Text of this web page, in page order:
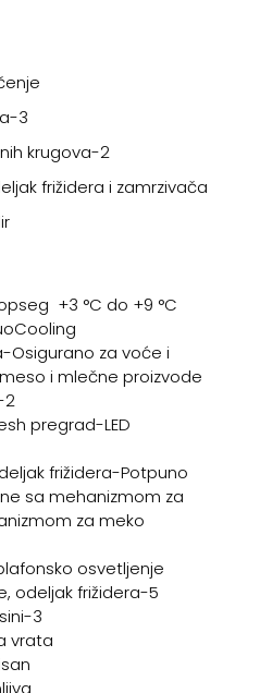
3
krugova-2
frižidera i zamrzivača
+3 °C do +9 °C
Osigurano za voće i
i mlečne proizvode
2
pregrad-LED
frižidera-Potpuno
sa mehanizmom za
za meko
osvetljenje
odeljak frižidera-5
3
vrata